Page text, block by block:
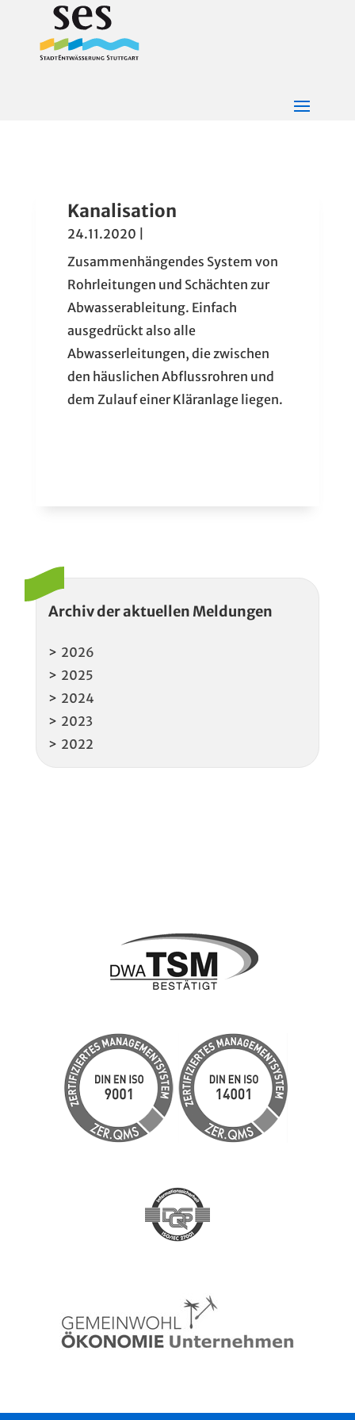
Kanalisation
24.11.2020
Zusammenhängendes System von
Rohrleitungen und Schächten zur
Abwasserableitung. Einfach
ausgedrückt also alle
Abwasserleitungen, die zwischen
den häuslichen Abflussrohren und
dem Zulauf einer Kläranlage liegen.
Archiv der aktuellen Meldungen
2026
2025
2024
2023
2022